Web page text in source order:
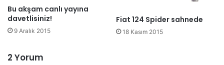
Bu akşam canlı yayına
davetlisiniz!
9 Aralık 2015
Fiat 124 Spider sahnede
18 Kasım 2015
2 Yorum